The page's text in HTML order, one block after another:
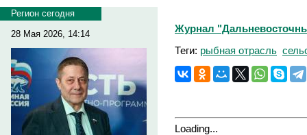
Регион сегодня
28 Мая 2026, 14:14
Журнал
Теги: рыбная отрасль
Loading...